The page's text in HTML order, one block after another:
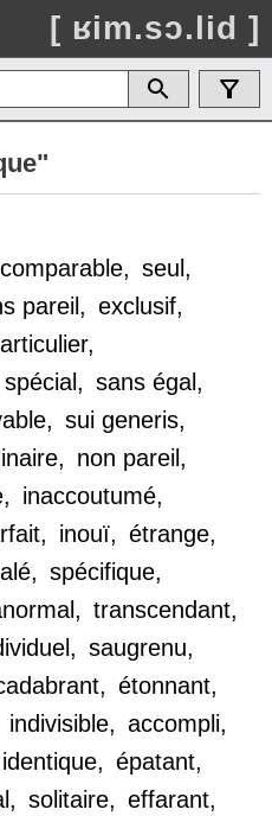
[ ʁim.sɔ.lid ]
, seul,
pareil, exclusif,
,
spécial, sans égal,
, sui generis,
, non pareil,
, inaccoutumé,
, inouï, étrange,
, spécifique,
, transcendant,
, saugrenu,
, étonnant,
indivisible, accompli,
identique, épatant,
, solitaire, effarant,